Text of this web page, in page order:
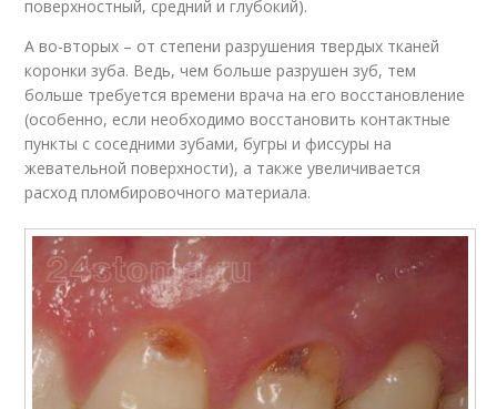
поверхностный, средний и глубокий).
А во-вторых – от степени разрушения твердых тканей
коронки зуба. Ведь, чем больше разрушен зуб, тем
больше требуется времени врача на его восстановление
(особенно, если необходимо восстановить контактные
пункты с соседними зубами, бугры и фиссуры на
жевательной поверхности), а также увеличивается
расход пломбировочного материала.